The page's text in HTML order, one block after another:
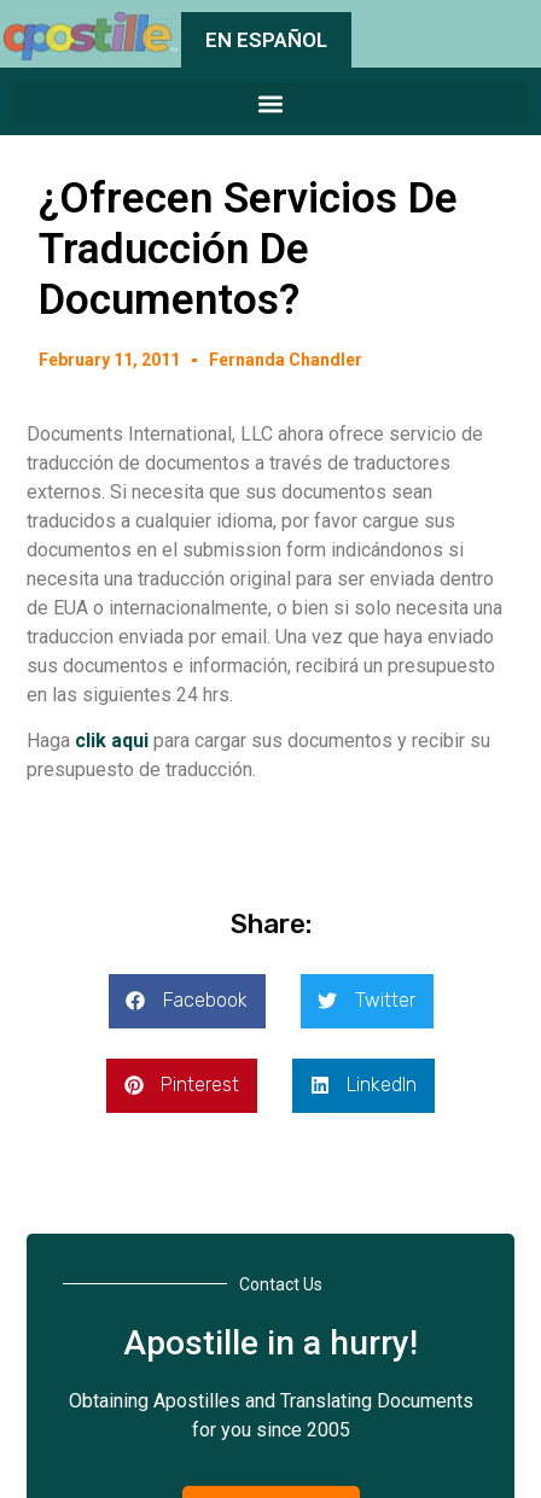
EN ESPAÑOL
¿Ofrecen Servicios De
Traducción De
Documentos?
February 11, 2011 Fernanda Chandler
Documents International, LLC ahora ofrece servicio de
traducción de documentos a través de traductores
externos. Si necesita que sus documentos sean
traducidos a cualquier idioma, por favor cargue sus
documentos en el submission form indicándonos si
necesita una traducción original para ser enviada dentro
de EUA o internacionalmente, o bien si solo necesita una
traduccion enviada por email. Una vez que haya enviado
sus documentos e información, recibirá un presupuesto
en las siguientes 24 hrs.
Haga clik aqui para cargar sus documentos y recibir su
presupuesto de traducción.
Share:
Facebook Twitter
Pinterest LinkedIn
Contact Us
Apostille in a hurry!
Obtaining Apostilles and Translating Documents
for you since 2005